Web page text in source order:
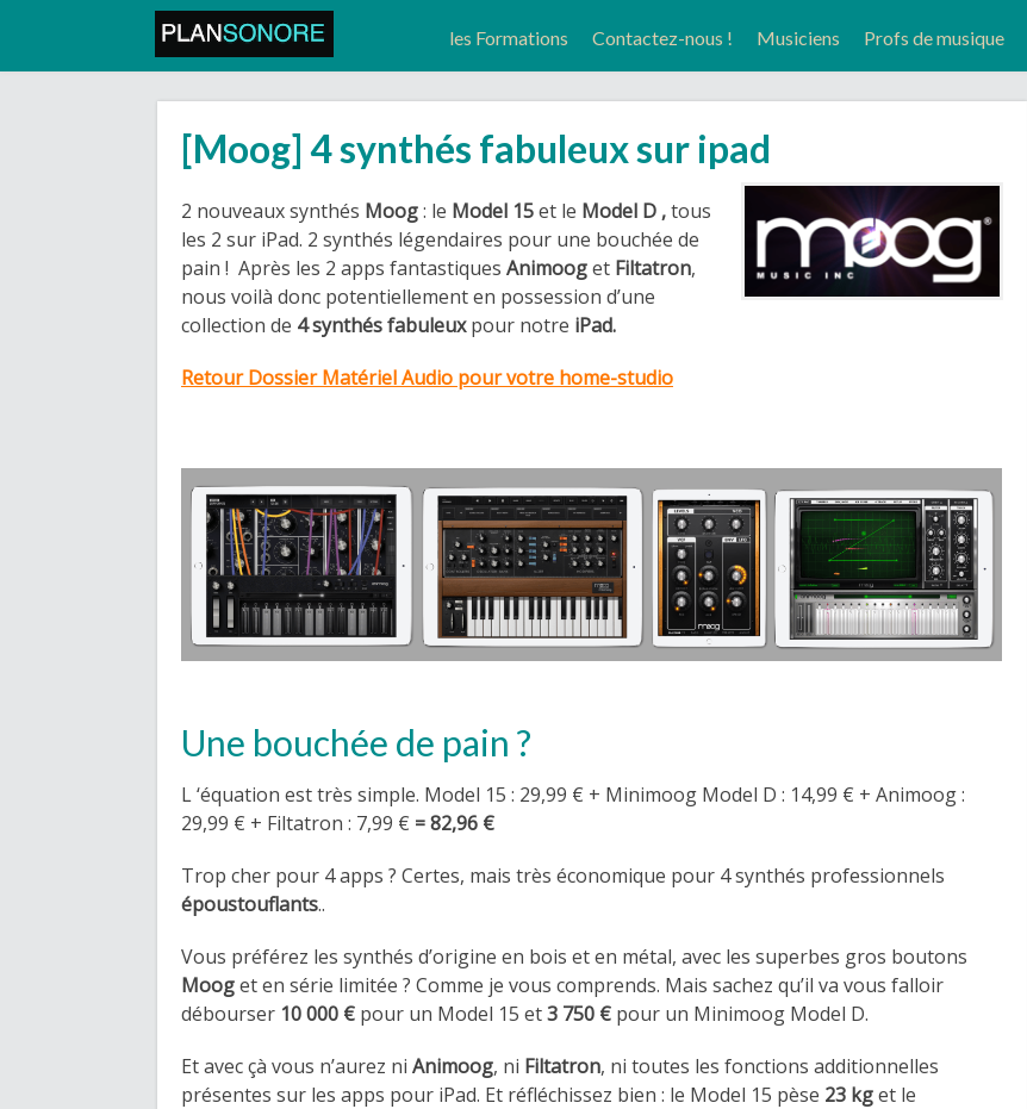
les Formations Contactez-nous ! Musiciens Profs de musique
[Moog] 4 synthés fabuleux sur ipad
2 nouveaux synthés Moog: le Model 15et le Model D ,tous
les 2 ​sur iPad. ​2 synthés légendaires pour une bouchée de
pain ! Après les ​2 apps fantastiques Animooget Filtatron,
nous voilà donc potentiellement en possession d’une
collection de 4 synthés fabuleuxpour notre iPad.
Retour Dossier Matériel Audio pour votre home-studio
Une bouchée de pain ?
L ‘équation est très simple. Model 15 : 29,99 € + Minimoog Model D : 14,99 € + Animoog :
29,99 € + Filtatron : 7,99 € = 82,96 €
Trop cher pour 4 apps ? Certes, mais très économique pour 4 synthés professionnels
époustouflants..
Vous préférez les synthés d’origine en bois et en métal, avec les superbes gros boutons
Mooget en série limitée ? Comme je vous comprends. Mais sachez qu’il va vous falloir
débourser 10 000 € pour un Model 15 et3 750 € pour un Minimoog Model D.
Et avec çà vous n’aurez ni Animoog, ni Filtatron, ni toutes les fonctions additionnelles
présentes sur les apps pour iPad. Et réfléchissez bien : le Model 15 pèse 23 kget le